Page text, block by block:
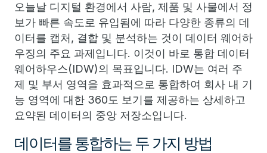
오늘날 디지털 환경에서 사람, 제품 및 사물에서 정
보가 빠른 속도로 유입됨에 따라 다양한 종류의 데
이터를 캡처, 결합 및 분석하는 것이 데이터 웨어하
우징의 주요 과제입니다. 이것이 바로 통합 데이터
웨어하우스(IDW)의 목표입니다. IDW는 여러 주
제 및 부서 영역을 효과적으로 통합하여 회사 내 기
능 영역에 대한 360도 보기를 제공하는 상세하고
요약된 데이터의 중앙 저장소입니다.
데이터를 통합하는 두 가지 방법